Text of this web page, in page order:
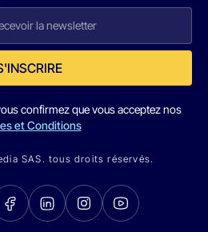
confirmez que vous acceptez nos
et Conditions
SAS. tous droits réservés.